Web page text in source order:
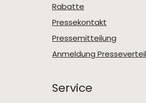
Rabatte
Pressekontakt
Pressemitteilung
Anmeldung
Service